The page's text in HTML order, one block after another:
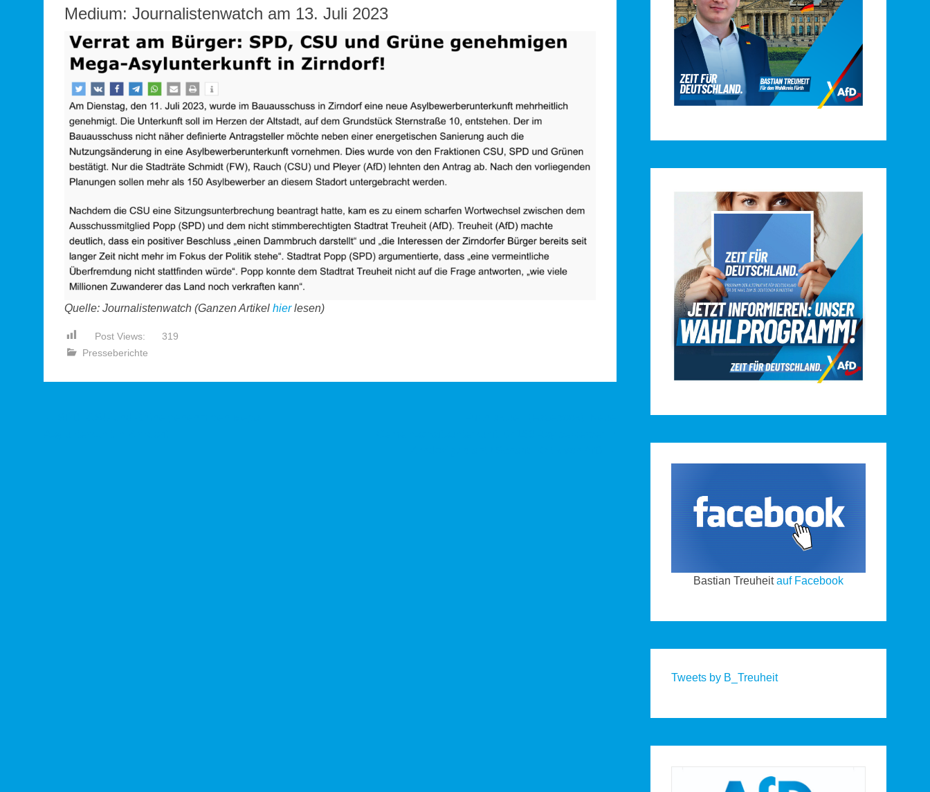
Medium: Journalistenwatch am 13. Juli 2023
Quelle: Journalistenwatch (Ganzen Artikel hierlesen)
Post Views:
319
Presseberichte
Bastian Treuheitauf Facebook
Tweets by B_Treuheit